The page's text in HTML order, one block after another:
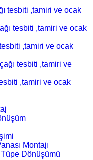
tesbiti ,tamiri ve ocak
tesbiti ,tamiri ve ocak
,tamiri ve ocak
tesbiti ,tamiri ve
,tamiri ve ocak
Montajı
Dönüşümü